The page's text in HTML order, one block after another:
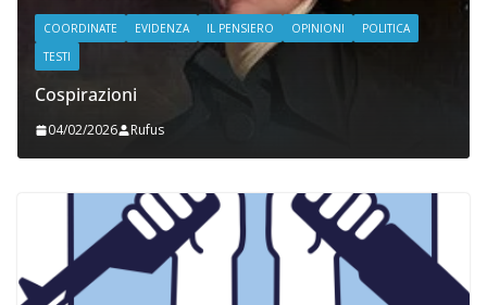
COORDINATE EVIDENZA IL PENSIERO OPINIONI
POLITICA
TESTI
Cospirazioni
04/02/2026 Rufus